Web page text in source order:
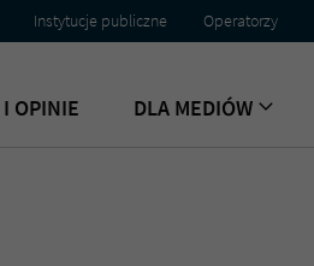
Instytucje publiczne Operatorzy
OPINIE DLA MEDIÓW